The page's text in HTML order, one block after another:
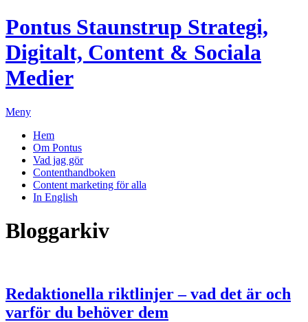
Pontus Staunstrup Strategi,
Digitalt, Content & Sociala
Medier
Meny
Hem
Om Pontus
Vad jag gör
Contenthandboken
Content marketing för alla
In English
Bloggarkiv
Redaktionella riktlinjer – vad det är och
varför du behöver dem